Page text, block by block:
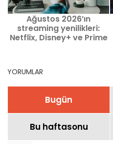
Ağustos 2026’ın
streaming yenilikleri:
Netflix, Disney+ ve Prime
YORUMLAR
Bugün
Bu haftasonu